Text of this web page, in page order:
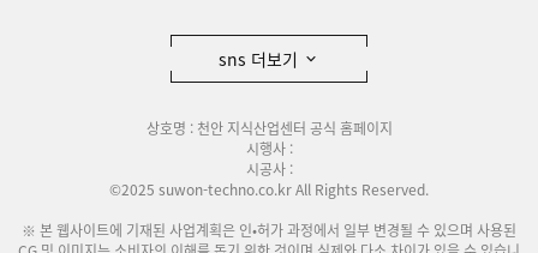
sns 더보기
상호명 : 천안 지식산업센터 공식 홈페이지
시행사 :
시공사 :
©2025 suwon-techno.co.kr All Rights Reserved.
※ 본 웹사이트에 기재된 사업계획은 인•허가 과정에서 일부 변경될 수 있으며 사용된